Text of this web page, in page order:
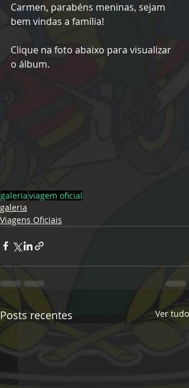
Carmen, parabéns meninas, sejam
bem vindas a família!
Clique na foto abaixo para visualizar
o álbum.
galeriaviagem oficial
galeria
Viagens Oficiais
Posts recentes Ver tudo